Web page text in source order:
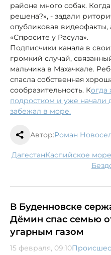
районе много собак.
решена?», - задали
опубликовав видеофакты,
«Спросите у Расула».
Подписчики канала в
громкий случай,
мальчика в Махачкале.
спасла собственная
сообразительность. Когда
подростком и уже начали
забежал в море.
Автор:Роман
Дагестан Каспийское море
В Буденновске
Дёмин спас семью
угарным газом
15 февраля, 09:10